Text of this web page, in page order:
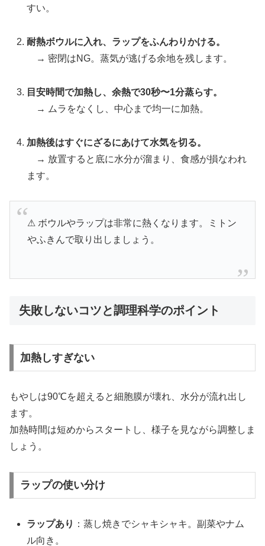
すい。
耐熱ボウルに入れ、ラップをふんわりかける。
→ 密閉はNG。蒸気が逃げる余地を残します。
目安時間で加熱し、余熱で30秒〜1分蒸らす。
→ ムラをなくし、中心まで均一に加熱。
加熱後はすぐにざるにあけて水気を切る。
→ 放置すると底に水分が溜まり、食感が損なわれ
ます。
⚠ ボウルやラップは非常に熱くなります。ミトン
やふきんで取り出しましょう。
失敗しないコツと調理科学のポイント
加熱しすぎない
もやしは90℃を超えると細胞膜が壊れ、水分が流れ出し
ます。
加熱時間は短めからスタートし、様子を見ながら調整しま
しょう。
ラップの使い分け
ラップあり ：蒸し焼きでシャキシャキ。副菜やナム
ル向き。